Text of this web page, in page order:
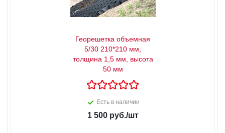
Георешетка объемная
5/30 210*210 мм,
толщина 1,5 мм, высота
50 мм
Есть в наличии
1 500руб./шт